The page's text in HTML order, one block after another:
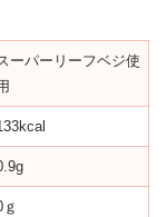
ーパーリーフベジ使
ｇ